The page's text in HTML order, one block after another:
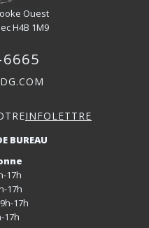
Ouest
H4B 1M9
INFOLETTRE
BUREAU
17h
17h
17h
17h